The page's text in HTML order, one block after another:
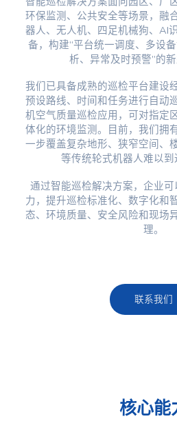
环保监测、公共安全等场景，融
器人、无人机、四足机械狗、AI
备，构建“平台统一调度、多设
析、异常及时预警”的新
我们已具备成熟的巡检平台建设
预设路线、时间和任务进行自动
机空气质量巡检应用，可对指定
体化的环境监测。目前，我们拥
一步覆盖复杂地形、狭窄空间、
等传统轮式机器人难以到
通过智能巡检解决方案，企业
力，提升巡检标准化、数字化和
态、环境质量、安全风险和现场
理。
联系我们
核心能